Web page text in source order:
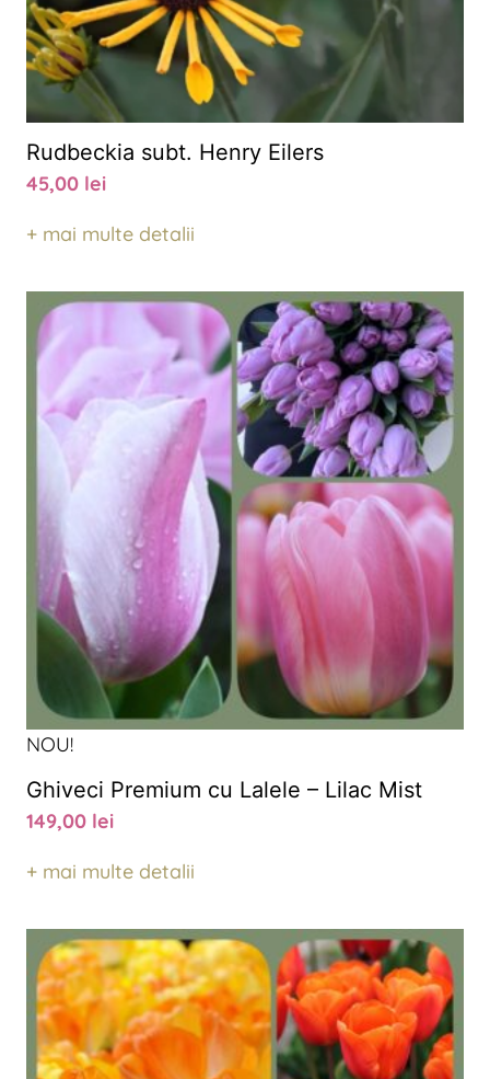
Rudbeckia subt. Henry Eilers
45,00 lei
+ mai multe detalii
NOU!
Ghiveci Premium cu Lalele – Lilac Mist
149,00 lei
+ mai multe detalii